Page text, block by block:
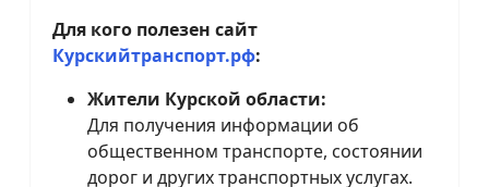
Для кого полезен сайт
Курскийтранспорт.рф:
Жители Курской области:
Для получения информации об
общественном транспорте, состоянии
дорог и других транспортных услугах.